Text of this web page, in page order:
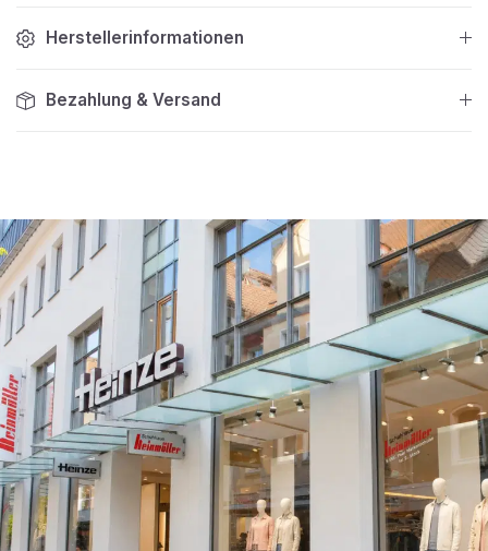
Herstellerinformationen
Bezahlung & Versand